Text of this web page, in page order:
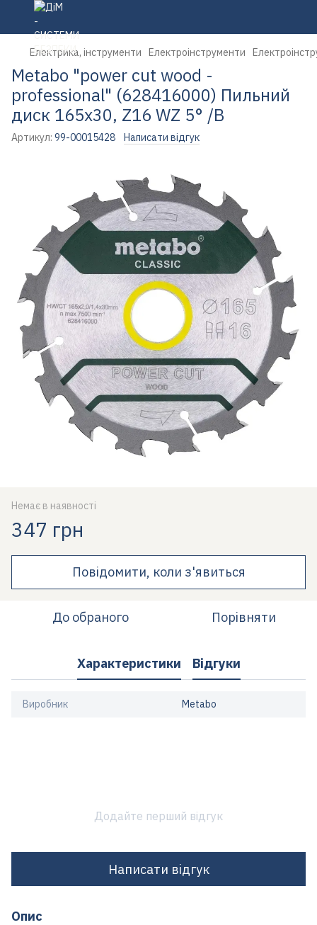
Електрика, інструменти Електроінструменти
Metabo "power cut wood -
professional" (628416000) Пильний
диск 165x30, Z16 WZ 5° /B
Артикул: 99-00015428 Написати відгук
Немає в наявності
347 грн
Повідомити, коли з'явиться
До обраного Порівняти
Характеристики Відгуки
Виробник Metabo
Додайте перший відгук
Написати відгук
Опис